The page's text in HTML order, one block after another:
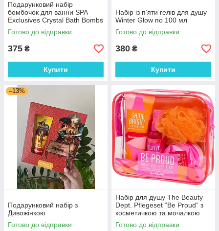
Подарунковий набір
бомбочок для ванни SPA
Exclusives Crystal Bath Bombs
4 шт
Готово до відправки
375 ₴
Купити
Набір із п’яти гелів для душу
Winter Glow по 100 мл
Готово до відправки
380 ₴
Купити
–13%
Подарунковий набір з
Дивожінкою
Готово до відправки
Набір для душу The Beauty
Dept. Pflegeset “Be Proud” з
косметичкою та мочалкою
Готово до відправки